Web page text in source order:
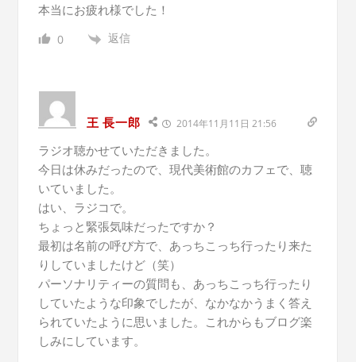
本当にお疲れ様でした！
0 返信
王 長一郎 2014年11月11日 21:56
ラジオ聴かせていただきました。
今日は休みだったので、現代美術館のカフェで、聴
いていました。
はい、ラジコで。
ちょっと緊張気味だったですか？
最初は名前の呼び方で、あっちこっち行ったり来た
りしていましたけど（笑）
パーソナリティーの質問も、あっちこっち行ったり
していたような印象でしたが、なかなかうまく答え
られていたように思いました。これからもブログ楽
しみにしています。